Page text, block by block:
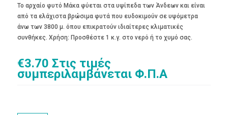
Το αρχαίο φυτό Μάκα φύεται στα υψίπεδα των Άνδεων και είναι
από τα ελάχιστα βρώσιμα φυτά που ευδοκιμούν σε υψόμετρα
άνω των 3800 μ. όπου επικρατούν ιδιαίτερες κλιματικές
συνθήκες. Χρήση: Προσθέστε 1 κ.γ. στο νερό ή το χυμό σας.
€3.70 Στις τιμές
συμπεριλαμβάνεται Φ.Π.Α